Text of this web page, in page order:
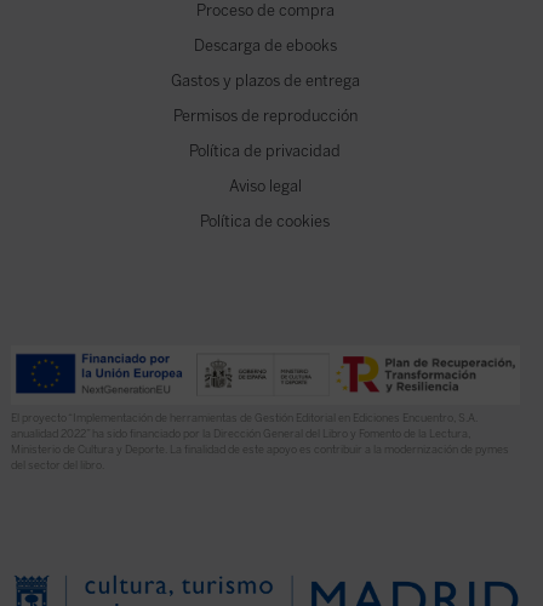
Proceso de compra
Descarga de ebooks
Gastos y plazos de entrega
Permisos de reproducción
Política de privacidad
Aviso legal
Política de cookies
El proyecto “Implementación de herramientas de Gestión Editorial en Ediciones Encuentro, S.A.
anualidad 2022” ha sido financiado por la Dirección General del Libro y Fomento de la Lectura,
Ministerio de Cultura y Deporte. La finalidad de este apoyo es contribuir a la modernización de pymes
del sector del libro.